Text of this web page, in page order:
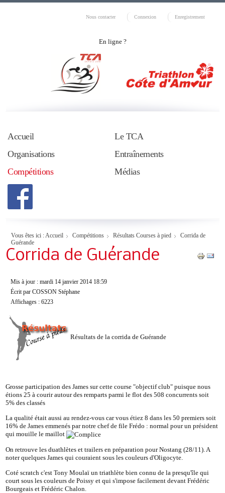
Nous contacter Connexion Enregistrement
En ligne ?
Accueil
Le TCA
Organisations
Entraînements
Compétitions
Médias
Vous êtes ici :Accueil Compétitions Résultats Courses à pied
Corrida de
Guérande
Corrida de Guérande
Mis à jour : mardi 14 janvier 2014 18:59
Écrit par COSSON Stéphane
Affichages : 6223
Résultats de la corrida de Guérande
Grosse participation des James sur cette course "objectif club" puisque nous
étions 25 à courir autour des remparts parmi le flot des 508 concurrents soit
5% des classés
La qualité était aussi au rendez-vous car vous étiez 8 dans les 50 premiers soit
16% de James emmenés par notre chef de file Frédo : normal pour un président
qui mouille le maillot
On retrouve les duathlètes et trailers en préparation pour Nostang (28/11). A
noter quelques James qui couraient sous les couleurs d'Oligocyte.
Coté scratch c'est Tony Moulaï un triathlète bien connu de la presqu'île qui
court sous les couleurs de Poissy et qui s'impose facilement devant Frédéric
Bourgeais et Frédéric Chalon.